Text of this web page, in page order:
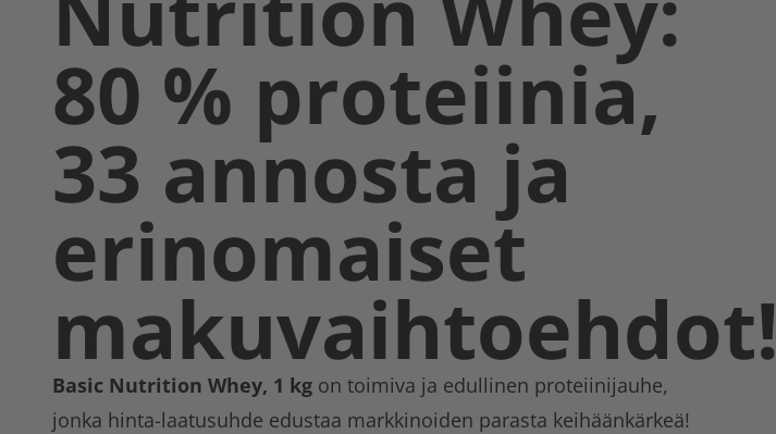
80 % proteiinia,
33 annosta ja
erinomaiset
makuvaihtoehdot!
Basic Nutrition Whey, 1 kg on toimiva ja edullinen proteiinijauhe,
jonka hinta-laatusuhde edustaa markkinoiden parasta keihäänkärkeä!